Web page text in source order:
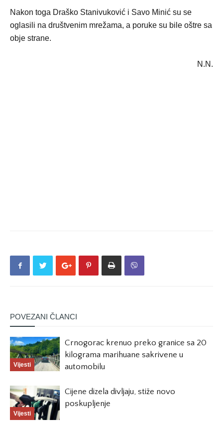
Nakon toga Draško Stanivuković i Savo Minić su se
oglasili na društvenim mrežama, a poruke su bile oštre sa
obje strane.
N.N.
POVEZANI ČLANCI
Vijesti
Crnogorac krenuo preko granice sa 20
kilograma marihuane sakrivene u
automobilu
Vijesti
Cijene dizela divljaju, stiže novo
poskupljenje